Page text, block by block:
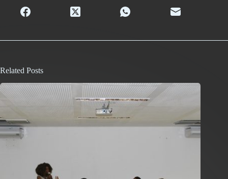
Related Posts